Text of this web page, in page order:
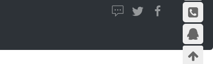
首页
在线咨